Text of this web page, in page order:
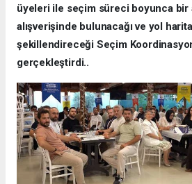
üyeleri ile seçim süreci boyunca
alışverişinde bulunacağı ve yol
şekillendireceği Seçim Koordinasyon
gerçekleştirdi..